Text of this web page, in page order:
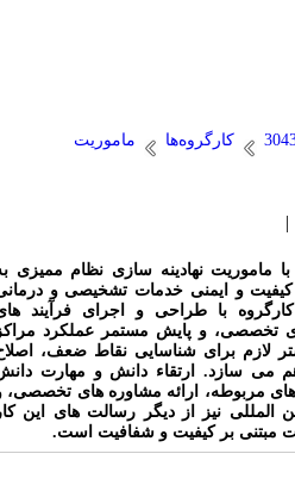
کارگروه‌ها ماموریت
نهادینه سازی نظام ممیزی به
و ایمنی خدمات تشخیصی و درمانی
با طراحی و اجرای فرآیند های
تخصصی، و پایش مستمر عملکرد مراکز
لازم برای شناسایی نقاط ضعف، اصلاح
می سازد. ارتقاء دانش و مهارت دانش
مربوطه، ارائه مشاوره های تخصصی، و
نیز از دیگر رسالت های این کار
بر کیفیت و شفافیت است.